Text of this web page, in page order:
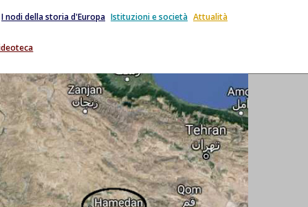
I nodi della storia d'Europa Istituzioni e società Attualità